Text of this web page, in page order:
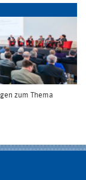
zum Thema